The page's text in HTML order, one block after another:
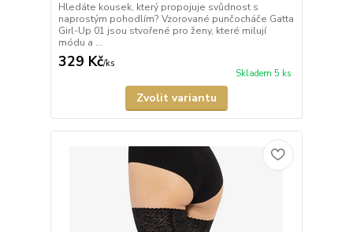
Hledáte kousek, který propojuje svůdnost s
naprostým pohodlím? Vzorované punčocháče Gatta
Girl-Up 01 jsou stvořené pro ženy, které milují
módu a ...
329 Kč/ks
Skladem 5 ks
Zvolit variantu